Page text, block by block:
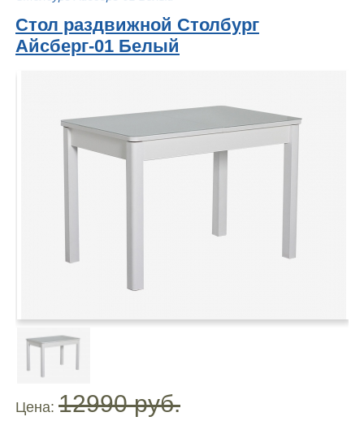
Стол раздвижной Столбург
Айсберг-01 Белый
Цена: 12990 руб.